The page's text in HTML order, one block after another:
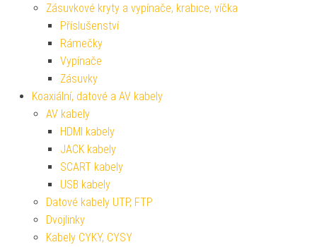
Zásuvkové kryty a vypínače, krabice, víčka
Příslušenství
Rámečky
Vypínače
Zásuvky
Koaxiální, datové a AV kabely
AV kabely
HDMI kabely
JACK kabely
SCART kabely
USB kabely
Datové kabely UTP, FTP
Dvojlinky
Kabely CYKY, CYSY